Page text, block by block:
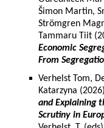
Šimon Martin,
Strömgren
Tammaru Tiit
Economic
From
Verhelst Tom,
Katarzyna (2026)
and Explaining
Scrutiny in